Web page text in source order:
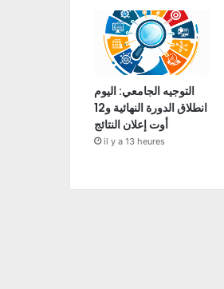
التوجيه الجامعي: اليوم
انطلاق الدورة النهائية و12
أوت إعلان النتائج
il y a 13 heures